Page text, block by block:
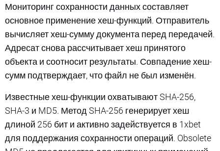
Мониторинг сохранности данных составляет
основное применение хеш-функций. Отправитель
вычисляет хеш-сумму документа перед передачей.
Адресат снова рассчитывает хеш принятого
объекта и соотносит результаты. Совпадение хеш-
сумм подтверждает, что файл не был изменён.
Известные хеш-функции охватывают SHA-256,
SHA-3 и MD5. Метод SHA-256 генерирует хеш
длиной 256 бит и активно задействуется в 1xbet
для поддержания сохранности операций. Obsolete